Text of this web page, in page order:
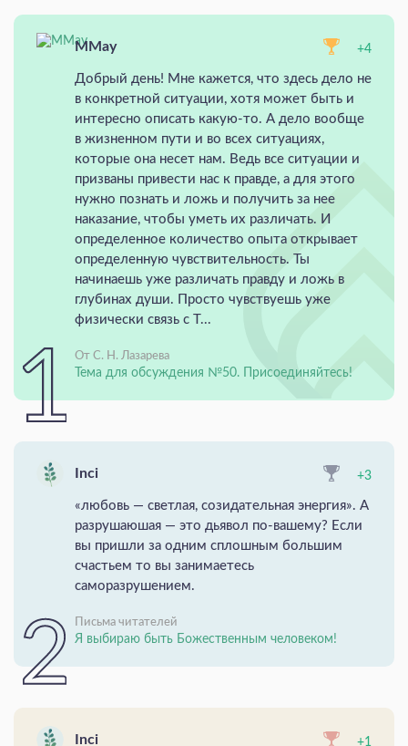
MMay +4
Добрый день! Мне кажется, что здесь дело не
в конкретной ситуации, хотя может быть и
интересно описать какую-то. А дело вообще
в жизненном пути и во всех ситуациях,
которые она несет нам. Ведь все ситуации и
призваны привести нас к правде, а для этого
нужно познать и ложь и получить за нее
наказание, чтобы уметь их различать. И
определенное количество опыта открывает
определенную чувствительность. Ты
начинаешь уже различать правду и ложь в
глубинах души. Просто чувствуешь уже
физически связь с Т...
От С. Н. Лазарева
Тема для обсуждения №50. Присоединяйтесь!
Inci +3
«любовь — светлая, созидательная энергия». А
разрушаюшая — это дьявол по-вашему? Если
вы пришли за одним сплошным большим
счастьем то вы занимаетесь
саморазрушением.
Письма читателей
Я выбираю быть Божественным человеком!
Inci +1